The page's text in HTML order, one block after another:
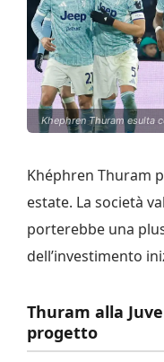
Khephren Thuram esulta
Khéphren Thuram
estate. La società
porterebbe una
dell’investimento
Thuram alla
progetto